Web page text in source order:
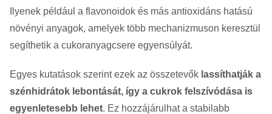
Ilyenek például a flavonoidok és más antioxidáns hatású
növényi anyagok, amelyek több mechanizmuson keresztül
segíthetik a cukoranyagcsere egyensúlyát.
Egyes kutatások szerint ezek az összetevők lassíthatják a
szénhidrátok lebontását, így a cukrok felszívódása is
egyenletesebb lehet. Ez hozzájárulhat a stabilabb